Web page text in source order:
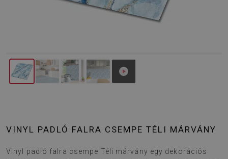
VINYL PADLÓ FALRA CSEMPE TÉLI MÁRVÁNY
Vinyl padló falra csempe Téli márvány egy dekorációs